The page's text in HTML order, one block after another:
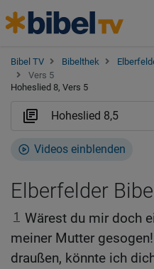
Bibel TV Bibelthek
Vers 5
Hoheslied 8, Vers 5
Videos einblenden
Elberfelder
1 Wärest du mir doch
meiner Mutter
draußen, könnte ich